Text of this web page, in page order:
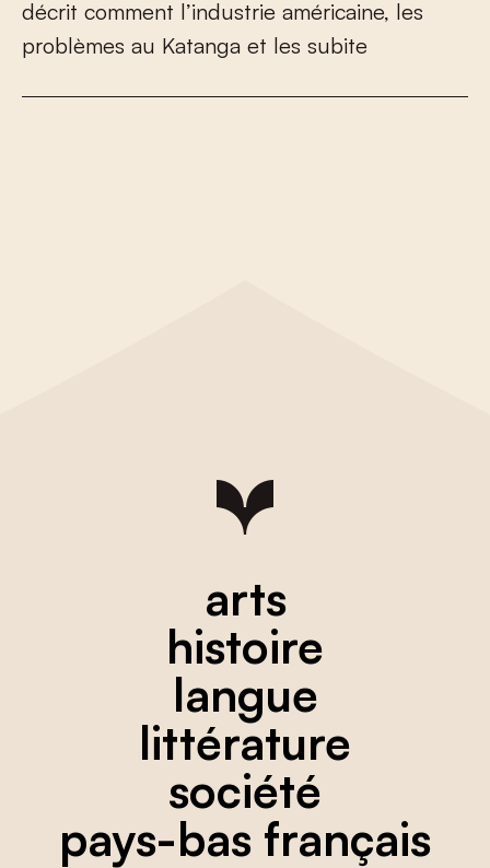
décrit comment l’industrie américaine, les
problèmes au Katanga et les subite
arts
histoire
langue
littérature
société
pays-bas français